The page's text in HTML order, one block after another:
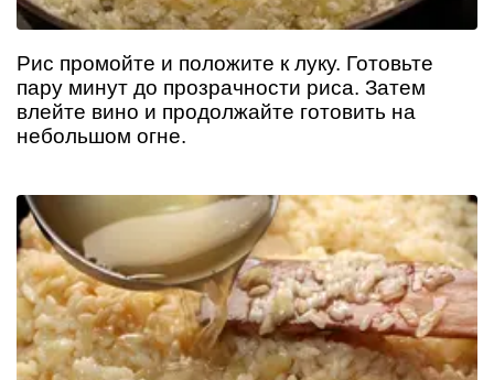
Рис промойте и положите к луку. Готовьте
пару минут до прозрачности риса. Затем
влейте вино и продолжайте готовить на
небольшом огне.